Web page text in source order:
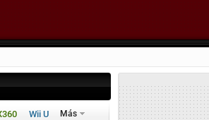
Wii U Más